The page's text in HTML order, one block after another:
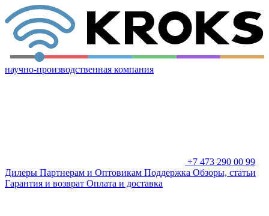
научно-производственная компания
+7 473 290 00 99
Дилеры Партнерам и Оптовикам Поддержка Обзоры, статьи
Гарантия и возврат Оплата и доставка